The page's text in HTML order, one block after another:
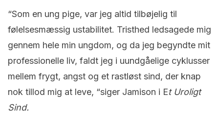
“Som en ung pige, var jeg altid tilbøjelig til
følelsesmæssig ustabilitet. Tristhed ledsagede mig
gennem hele min ungdom, og da jeg begyndte mit
professionelle liv, faldt jeg i uundgåelige cyklusser
mellem frygt, angst og et rastløst sind, der knap
nok tillod mig at leve, “siger Jamison i Et Uroligt
Sind.